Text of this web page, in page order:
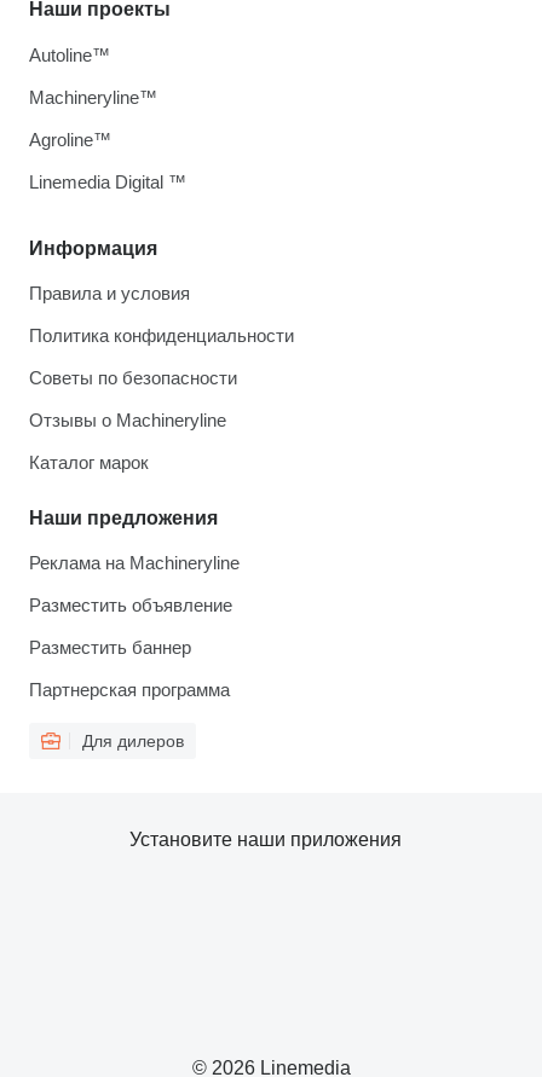
Информация
Правила и условия
Политика конфиденциальности
Советы по безопасности
Отзывы о Machineryline
Каталог марок
Наши предложения
Реклама на Machineryline
Разместить объявление
Разместить баннер
Партнерская программа
Для дилеров
Наши проекты
Autoline™
Machineryline™
Agroline™
Linemedia Digital ™
© 2026 Linemedia
Установите наши приложения